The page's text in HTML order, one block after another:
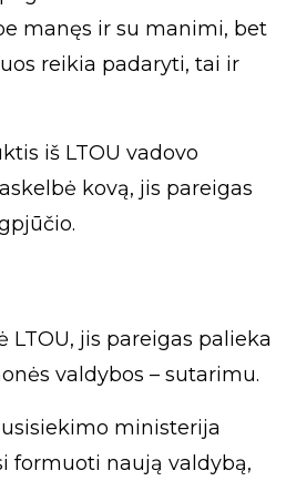
manęs ir su manimi, bet
reikia padaryti, tai ir
iš LTOU vadovo
kovą, jis pareigas
LTOU, jis pareigas palieka
valdybos – sutarimu.
ministerija
formuoti naują valdybą,